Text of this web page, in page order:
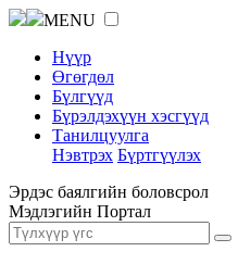
MENU
Нүүр
Өгөгдөл
Бүлгүүд
Бүрэлдэхүүн хэсгүүд
Танилцуулга
Нэвтрэх Бүртгүүлэх
Эрдэс баялгийн боловсрол
Мэдлэгийн Портал